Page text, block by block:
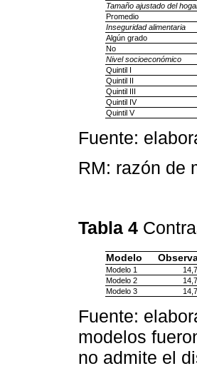
Tamaño ajustado del
Promedio
Inseguridad alimentaria
Algún grado
No
Nivel socioeconómico
Quintil I
Quintil II
Quintil III
Quintil IV
Quintil V
Fuente:
RM: razón de
Tabla 4
Modelo
Modelo 1
Modelo 2
Modelo 3
Fuente:
modelos
no admite el